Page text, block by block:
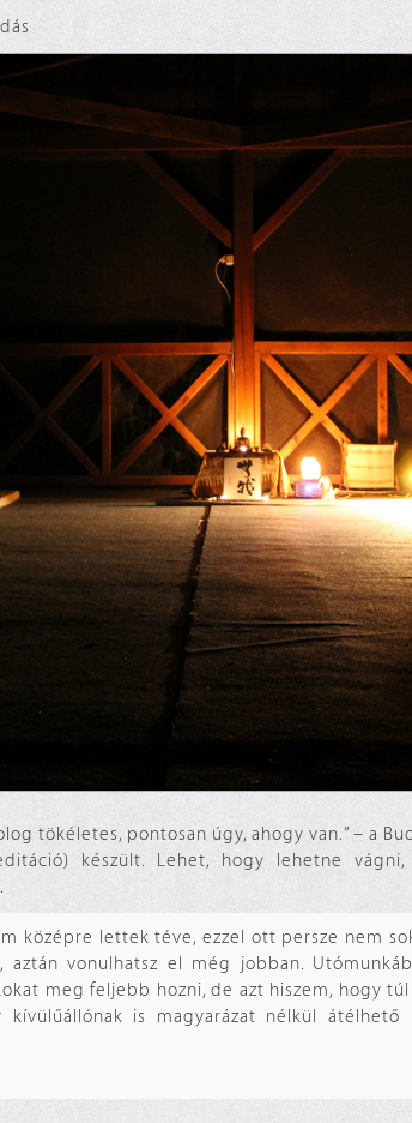
tökéletes, pontosan úgy, ahogy van.” – a
készült. Lehet, hogy lehetne
középre lettek téve, ezzel ott persze nem
aztán vonulhatsz el még jobban.
meg feljebb hozni, de azt hiszem, hogy
is magyarázat nélkül